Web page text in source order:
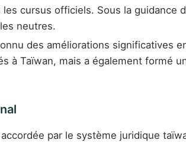
cursus officiels. Sous la guidance
neutres.
des améliorations significatives
à Taïwan, mais a également formé
par le système juridique